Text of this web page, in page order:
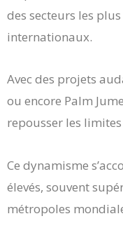
des secteurs les
internationaux.
Avec des projets
ou encore Palm
repousser les
Ce dynamisme
élevés, souvent
métropoles